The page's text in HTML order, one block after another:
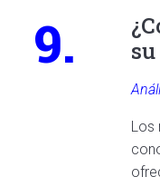
9.
Los